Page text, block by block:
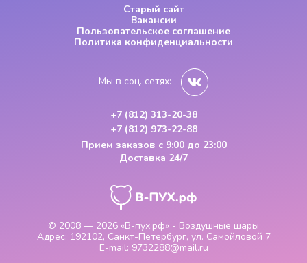
© 2008 — 2026 «В-пух.рф» - Воздушные шары
Адрес: 192102, Санкт-Петербург, ул. Самойловой 7
E-mail: 9732288@mail.ru
Старый сайт
Вакансии
Пользовательское соглашение
Политика конфиденциальности
Мы в соц. сетях:
+7 (812) 313-20-38
+7 (812) 973-22-88
Прием заказов с 9:00 до 23:00
Доставка 24/7